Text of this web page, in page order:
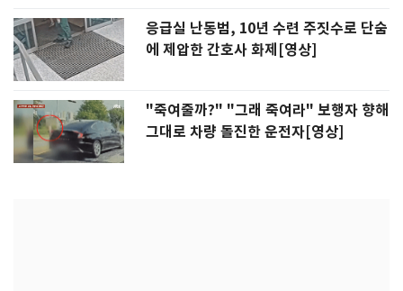
응급실 난동범, 10년 수련 주짓수로 단숨
에 제압한 간호사 화제[영상]
"죽여줄까?" "그래 죽여라" 보행자 향해
그대로 차량 돌진한 운전자[영상]